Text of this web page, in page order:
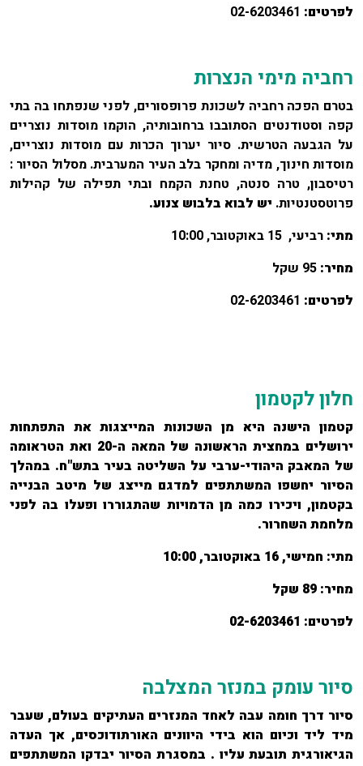
לפרטים: 02-6203461
רחביה מימי הנצרות
בטרם הפכה רחביה לשכונת פרופסורים, לפני שנפתחו בה בתי
קפה וסטודנטים הסתובבו ברחובותיה, הוקמו מוסדות נוצריים
על הגבעה הטרשית. סיור יערוך הכרות עם מוסדות נוצריים,
מוסדות חינוך, מדיה ומחקר בלב העיר המערבית. מסלול הסיור :
רטיסבון, טרה סנטה, טחנת הקמח ובתי תפילה של קהילות
פרוטסטנטיות. יש לבוא בלבוש צנוע.
מתי: רביעי, 15 באוקטובר, 10:00
מחיר: 95 שקל
לפרטים: 02-6203461
חלון לקטמון
קטמון הישנה היא מן השכונות המייצגות את התפתחות
ירושלים במחצית הראשונה של המאה ה-20 ואת הטראומה
של המאבק היהודי-ערבי על השליטה בעיר בתש"ח. במהלך
הסיור יחשפו המשתתפים למדגם מייצג של מיטב הבנייה
בקטמון, ויכירו כמה מן הדמויות שהתגוררו ופעלו בה לפני
מלחמת השחרור.
מתי: חמישי, 16 באוקטובר, 10:00
מחיר: 89 שקל
לפרטים: 02-6203461
סיור עומק במנזר המצלבה
סיור דרך חומה עבה לאחד המנזרים העתיקים בעולם, שעבר
מיד ליד וכיום הוא בידי היוונים האורתודוכסים, אך העדה
הגיאורגית תובעת עליו . במסגרת הסיור יבדקו המשתתפים